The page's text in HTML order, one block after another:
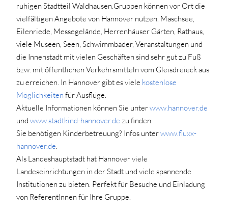
ruhigen Stadtteil Waldhausen.Gruppen können vor Ort die
vielfältigen Angebote von Hannover nutzen. Maschsee,
Eilenriede, Messegelände, Herrenhäuser Gärten, Rathaus,
viele Museen, Seen, Schwimmbäder, Veranstaltungen und
die Innenstadt mit vielen Geschäften sind sehr gut zu Fuß
bzw. mit öffentlichen Verkehrsmitteln vom Gleisdreieck aus
zu erreichen. In Hannover gibt es viele kostenlose
Möglichkeiten für Ausflüge.
Aktuelle Informationen können Sie unterwww.hannover.de
undwww.stadtkind-hannover.de zu finden.
Sie benötigen Kinderbetreuung? Infos unterwww.fluxx-
hannover.de
Als Landeshauptstadt hat Hannover viele
Landeseinrichtungen in der Stadt und viele spannende
Institutionen zu bieten. Perfekt für Besuche und Einladung
von ReferentInnen für Ihre Gruppe.